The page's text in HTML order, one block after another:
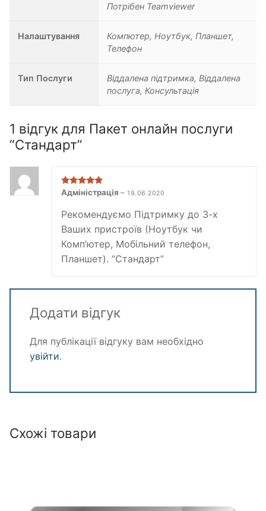
Потрібен Teamviewer
Налаштування
Компютер, Ноутбук, Планшет,
Телефон
Тип Послуги
Віддалена підтримка, Віддалена
послуга, Консультація
1 відгук для Пакет онлайн послуги
“Стандарт”
Оцінено в5
Адміністрація – 19.06.2020
Рекомендуємо Підтримку до 3-х
Ваших пристроїв (Ноутбук чи
Комп’ютер, Мобільний телефон,
Планшет). “Стандарт”
Додати відгук
Для публікації відгуку вам необхідно
увійти.
Схожі товари